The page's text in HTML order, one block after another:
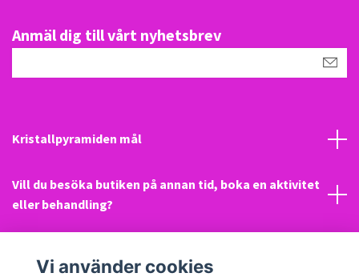
Anmäl dig till vårt nyhetsbrev
Kristallpyramiden mål
Vill du besöka butiken på annan tid, boka en aktivitet
eller behandling?
Vi använder cookies